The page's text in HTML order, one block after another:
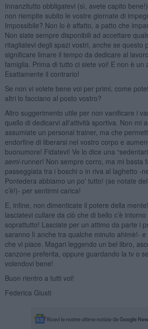
Innanzitutto obbligatevi (sì, avete capito bene!)
non riempite subito le vostre giornate di
Impossibile? Non lo è affatto, a patto che
Non siate sempre disponibili ad accettare
ritagliatevi degli spazi vostri, anche se questo
significare limare il tempo da dedicare al
famiglia. Prima di tutto ci siete voi! E non è un
Esattamente il contrario!
Se non vi volete bene voi per primi, come
altri lo facciano al posto vostro?
Altro suggerimento utile per non vanificare i
quello di dedicarvi all’attività sportiva. Non mi
assumiate un personal trainer, ma che
endorfine di liberarsi nel vostro corpo e
buonumore! Fidatevi! Ve lo dice una
semi-runner! Non sempre corro, ma mi basta
passeggiata tra i boschi o in riva al laghetto -
Pontedera abbiamo un po' tutto! (se notate
c’è!)- per sentirmi carica!
E, infine, non dimenticate il potere della
lasciatevi cullare da ciò che di bello c’è intorno
soprattutto! Lasciate per un attimo da parte i
saranno lì anche tra qualche minuto ahimè!-
che vi piace. Magari leggendo un bel libro,
canzone preferita, oppure guardando la tv o
volendovi bene!
Buon rientro a tutti voi!
Federica Giusti